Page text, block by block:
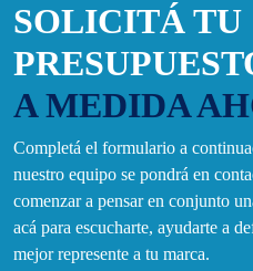
SOLICITÁ TU
A MEDIDA
Completá el formulario a
nuestro equipo se pondrá en
comenzar a pensar en conjunto
acá para escucharte, ayudarte a
mejor represente a tu marca.